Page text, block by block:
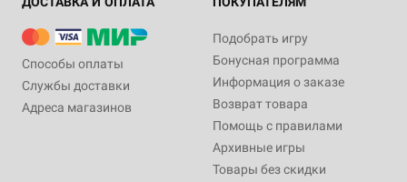
Способы оплаты
Службы доставки
Адреса магазинов
Подобрать игру
Бонусная программа
Информация о заказе
Возврат товара
Помощь с правилами
Архивные игры
Товары без скидки